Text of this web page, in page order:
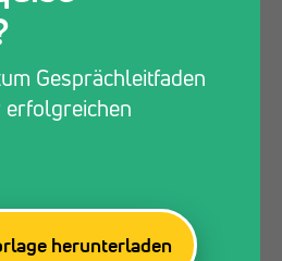
oder direkt verkaufen
definieren, können Sie das
und sicherstellen,
Ihrer Zeit herausholen.
Gesprächleitfaden
herunterladen